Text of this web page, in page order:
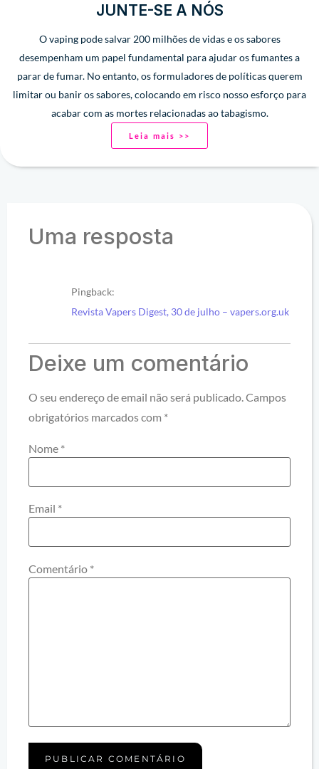
JUNTE-SE A NÓS
O vaping pode salvar 200 milhões de vidas e os sabores
desempenham um papel fundamental para ajudar os fumantes a
parar de fumar. No entanto, os formuladores de políticas querem
limitar ou banir os sabores, colocando em risco nosso esforço para
acabar com as mortes relacionadas ao tabagismo.
Leia mais >>
Uma resposta
Pingback:
Revista Vapers Digest, 30 de julho – vapers.org.uk
Deixe um comentário
O seu endereço de email não será publicado. Campos
obrigatórios marcados com *
Nome *
Email *
Comentário *